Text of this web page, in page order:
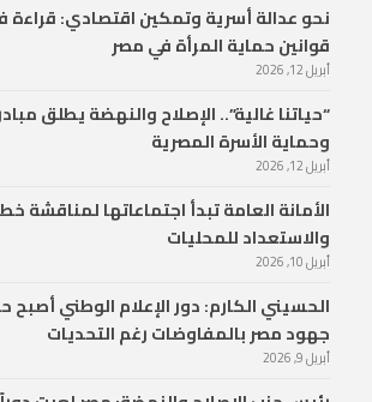
نحو عدالة أسرية وتمكين اقتصادي: قراءة
قوانين حماية المرأة في مصر
أبريل 12, 2026
“حياتنا غالية”.. الإصلاح والنهضة يطلق
وحماية الأسرة المصرية
أبريل 12, 2026
الأمانة العامة تبدأ اجتماعاتها لمناقشة
والاستعداد للمحليات
أبريل 10, 2026
الحسيني الكارم: دور الإعلام الوطني
جهود مصر بالمفاوضات رغم التحديات
أبريل 9, 2026